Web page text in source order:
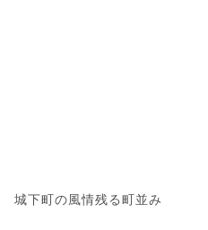
城下町の風情残る町並み